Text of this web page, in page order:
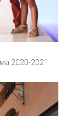
2020-2021